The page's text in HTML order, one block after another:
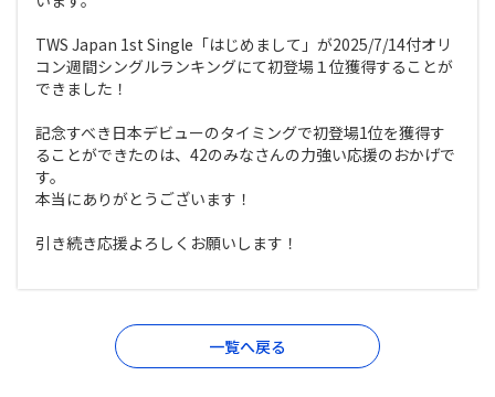
TWS Japan 1st Single「はじめまして」が2025/7/14付オリ
コン週間シングルランキングにて初登場１位獲得することが
できました！
記念すべき日本デビューのタイミングで初登場1位を獲得す
ることができたのは、42のみなさんの力強い応援のおかげで
す。
本当にありがとうございます！
引き続き応援よろしくお願いします！
一覧へ戻る